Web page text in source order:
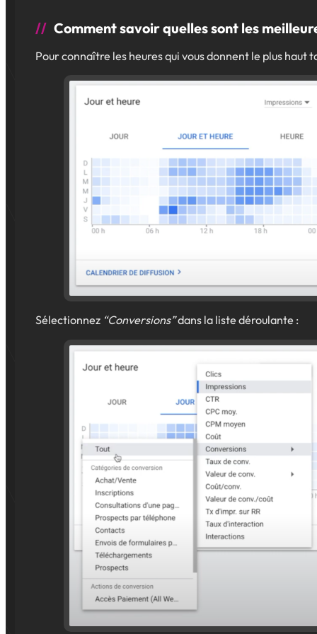
Comment savoir quelles sont les
Pour connaître les heures qui vous donnent le plus haut
Sélectionnez“Conversions”dans la liste déroulante :